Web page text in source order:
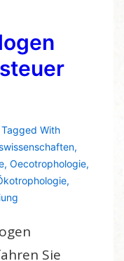
Tagged With
,
, Oecotrophologie,
,
Sie